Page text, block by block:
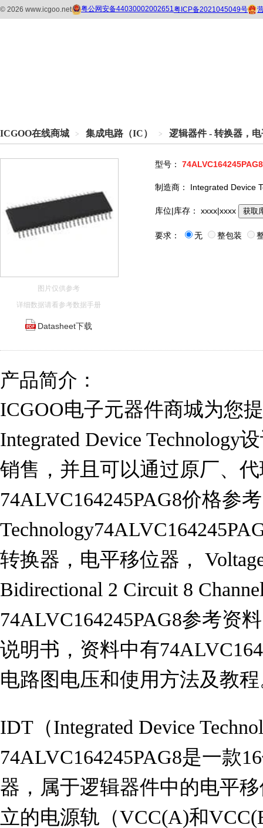
ICGOO在线商城 > 集成电路（IC） > 逻辑器件 - 转换器，
图片仅供参考
详细数据请看参考数据手册
Datasheet下载
型号： 74ALVC164245PAG8
制造商： Integrated Device
库位|库存： xxxx|xxxx 获取
要求： 无 整包装
产品简介：
ICGOO电子元器件商城为您
Integrated Device Technology
销售，并且可以通过原厂、
74ALVC164245PAG8价格参
转换器，电平移位器，
Bidirectional 2 Circuit 8
74ALVC164245PAG8参考资
说明书，资料中有
电路图电压和使用方法及教
IDT（Integrated Device
74ALVC164245PAG8是一款
器，属于逻辑器件中的电平
立的电源轨（VCC(A)和